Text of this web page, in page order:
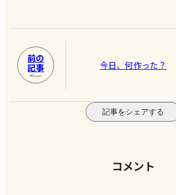
前の
記事
今日、何作った？
記事をシェアする
コメント